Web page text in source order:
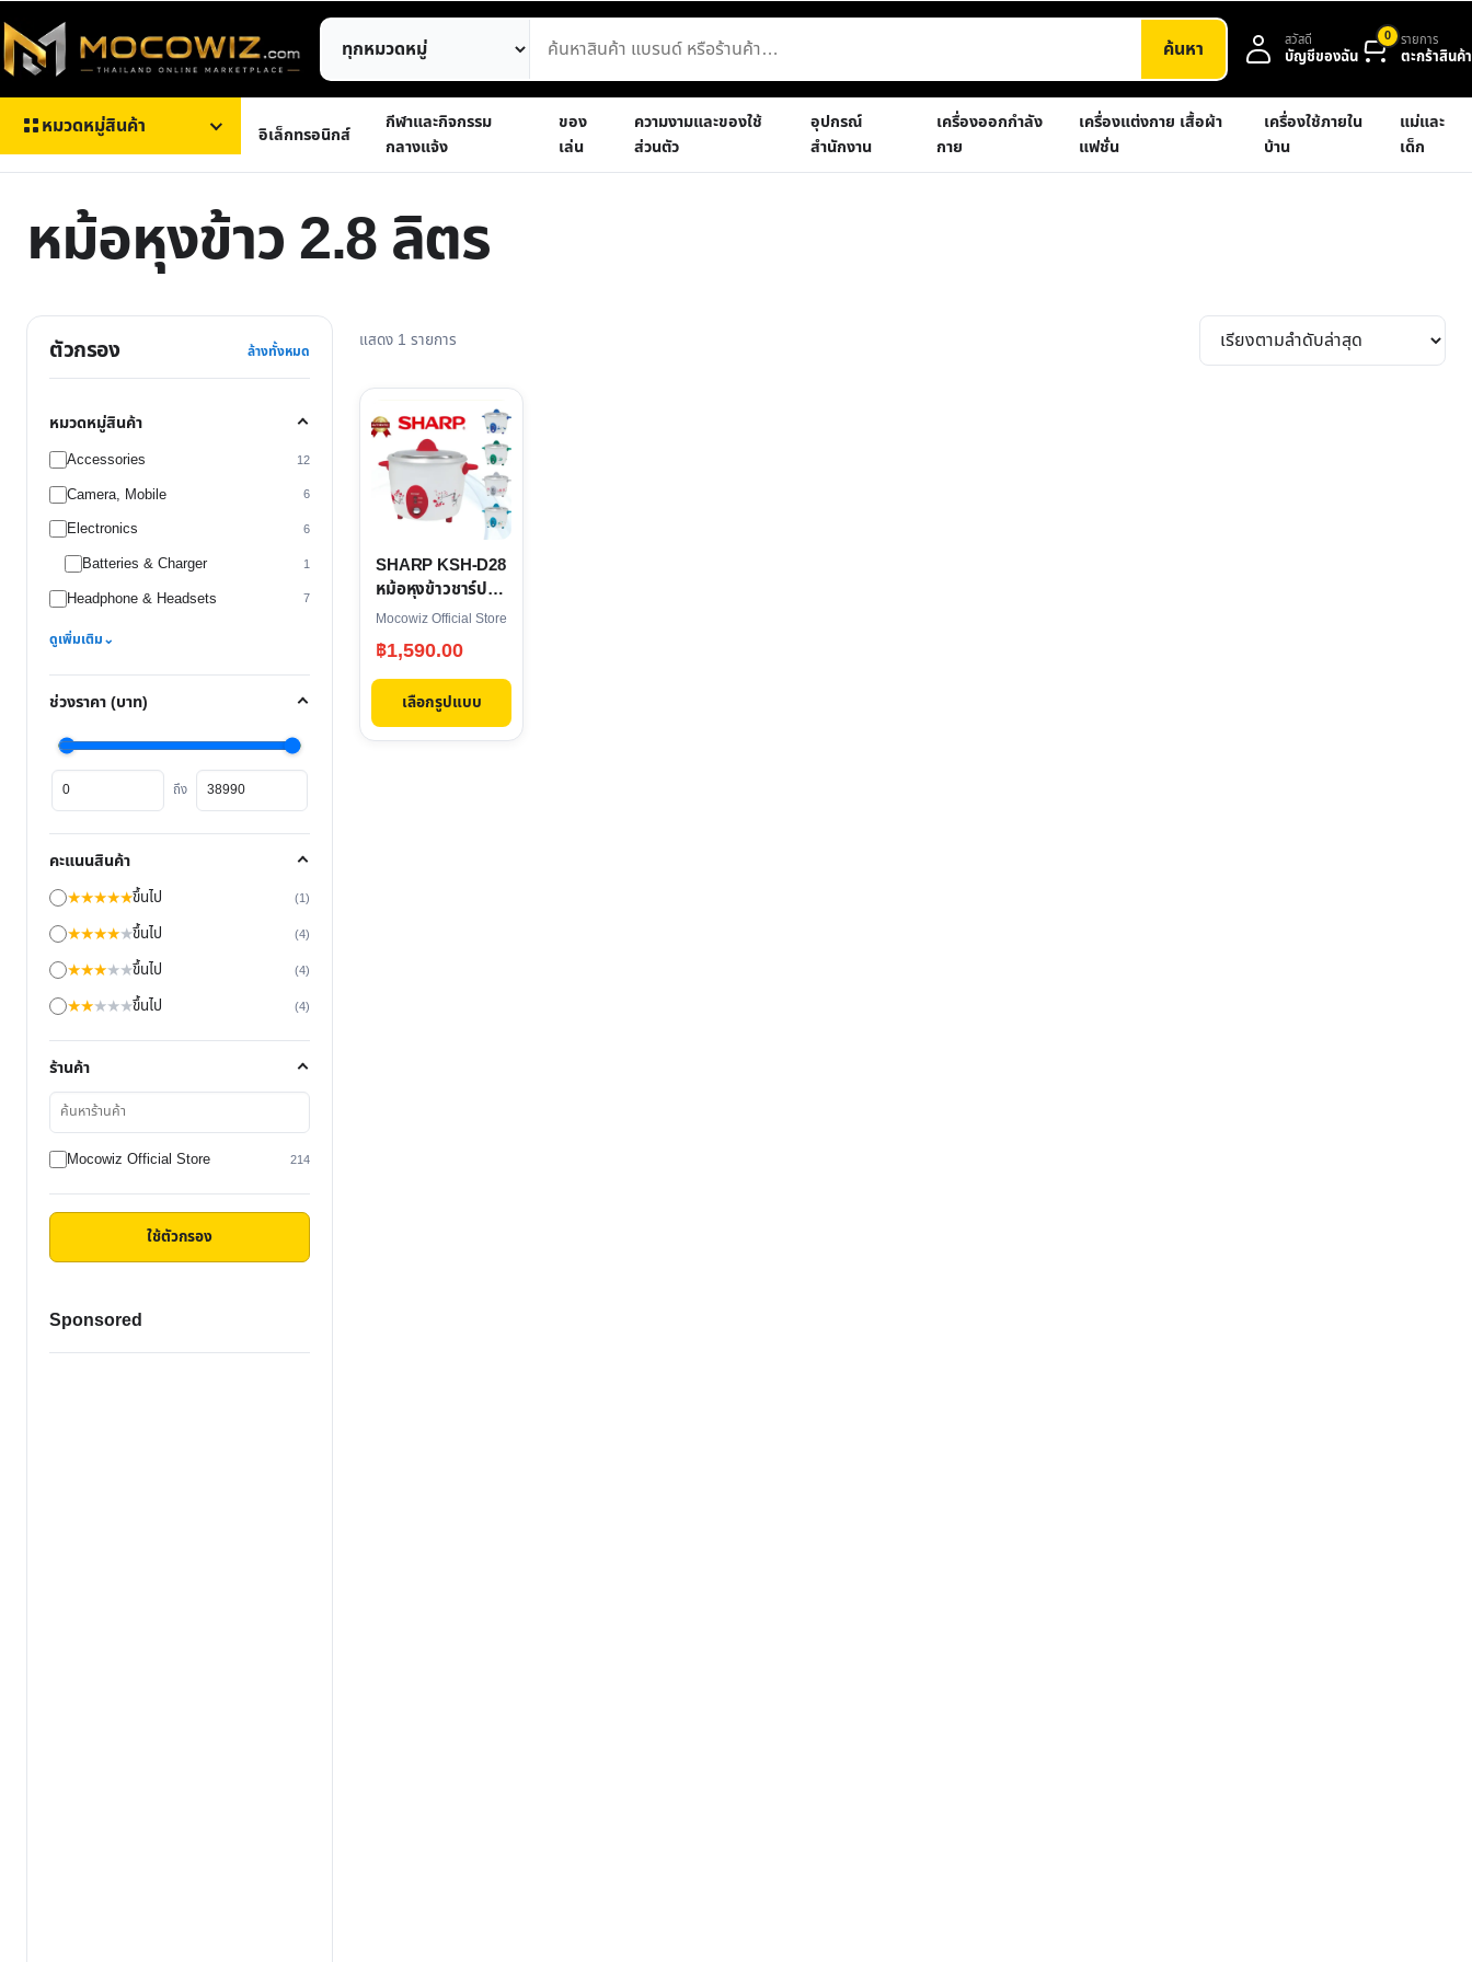
ไป
ยัง
เนื้อหา
ค้นหา
สินค้า
ค้นหา สวัสดี
บัญชีของฉัน
0 รายการ
ตะกร้าสินค้า
หมวดหมู่สินค้า อิเล็กทรอนิกส์
กีฬาและกิจกรรม
กลางแจ้ง
ของ
เล่น
ความงามและของใช้
ส่วนตัว
อุปกรณ์
สำนักงาน
เครื่องออกกำลัง
กาย
เครื่องแต่งกาย เสื้อผ้า
แฟชั่น
เครื่องใช้ภายใน
บ้าน
แม่และ
เด็ก
หม้อหุงข้าว 2.8 ลิตร
ตัวกรอง ล้างทั้งหมด
หมวดหมู่สินค้า
Accessories 12
Camera, Mobile 6
Electronics 6
Batteries & Charger 1
Headphone & Headsets 7
ดูเพิ่มเติม⌄
ช่วงราคา (บาท)
ราคา
ต่ำ
สุด
ถึง
ราคา
สูงสุด
คะแนนสินค้า
★★★★★ขึ้นไป (1)
★★★★★ขึ้นไป (4)
★★★★★ขึ้นไป (4)
★★★★★ขึ้นไป (4)
ร้านค้า
ค้นหา
ร้าน
ค้าMocowiz Official Store 214
ใช้ตัวกรอง
Sponsored
แสดง 1 รายการ
SHARP KSH-D28
หม้อหุงข้าวชาร์ป
2.8 ลิตร
Mocowiz Official Store
฿1,590.00
เลือกรูปแบบ
This
product
has
multiple
variants.
The
options
may
be
chosen
the